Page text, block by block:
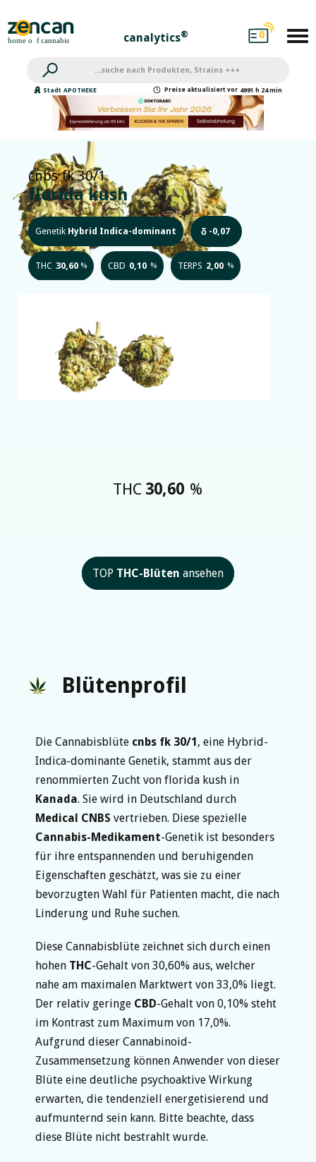
canalytics® 0
Stadt APOTHEKE Preise aktualisiert vor 4991 h 24 min
cnbs fk 30/1
florida kush
Genetik Hybrid Indica-dominant δ -0,07
THC 30,60 % CBD 0,10 % TERPS 2,00 %
THC 30,60 %
TOP THC-Blüten ansehen
Blütenprofil
Die Cannabisblüte cnbs fk 30/1, eine Hybrid-
Indica-dominante Genetik, stammt aus der
renommierten Zucht von florida kush in
Kanada. Sie wird in Deutschland durch
Medical CNBS vertrieben. Diese spezielle
Cannabis-Medikament-Genetik ist besonders
für ihre entspannenden und beruhigenden
Eigenschaften geschätzt, was sie zu einer
bevorzugten Wahl für Patienten macht, die nach
Linderung und Ruhe suchen.
Diese Cannabisblüte zeichnet sich durch einen
hohen THC-Gehalt von 30,60% aus, welcher
nahe am maximalen Marktwert von 33,0% liegt.
Der relativ geringe CBD-Gehalt von 0,10% steht
im Kontrast zum Maximum von 17,0%.
Aufgrund dieser Cannabinoid-
Zusammensetzung können Anwender von dieser
Blüte eine deutliche psychoaktive Wirkung
erwarten, die tendenziell energetisierend und
aufmunternd sein kann. Bitte beachte, dass
diese Blüte nicht bestrahlt wurde.